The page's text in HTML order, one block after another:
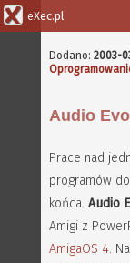
eXec.pl
Dodano: 2003-
Audio
Prace nad
programów
końca. Audio
Amigi z
AmigaOS 4. Na